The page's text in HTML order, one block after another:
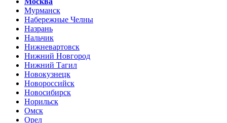
Мурманск
Набережные Челны
Назрань
Нальчик
Нижневартовск
Нижний Новгород
Нижний Тагил
Новокузнецк
Новороссийск
Новосибирск
Норильск
Омск
Орел